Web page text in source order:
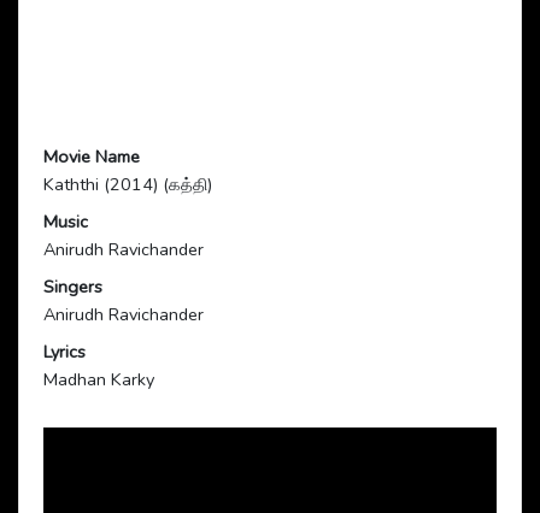
Movie Name
Kaththi (2014) (கத்தி)
Music
Anirudh Ravichander
Singers
Anirudh Ravichander
Lyrics
Madhan Karky